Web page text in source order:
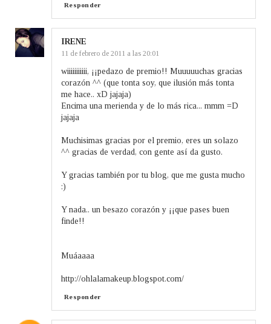
Responder
IRENE
11 de febrero de 2011 a las 20:01
wiiiiiiiiiii, ¡¡pedazo de premio!! Muuuuuchas gracias
corazón ^^ (que tonta soy, que ilusión más tonta
me hace.. xD jajaja)
Encima una merienda y de lo más rica... mmm =D
jajaja
Muchisimas gracias por el premio, eres un solazo
^^ gracias de verdad, con gente así da gusto.
Y gracias también por tu blog, que me gusta mucho
:)
Y nada.. un besazo corazón y ¡¡que pases buen
finde!!
Muáaaaa
http://ohlalamakeup.blogspot.com/
Responder